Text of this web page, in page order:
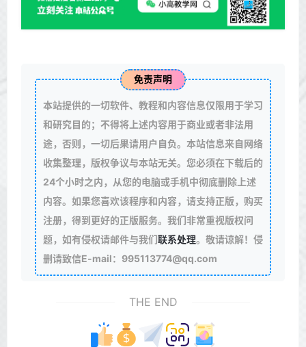
免责声明
本站提供的一切软件、教程和内容信息仅限用于学习
和研究目的；不得将上述内容用于商业或者非法用
途，否则，一切后果请用户自负。本站信息来自网络
收集整理，版权争议与本站无关。您必须在下载后的
24个小时之内，从您的电脑或手机中彻底删除上述
内容。如果您喜欢该程序和内容，请支持正版，购买
注册，得到更好的正版服务。我们非常重视版权问
题，如有侵权请邮件与我们联系处理。敬请谅解！侵
删请致信E-mail：995113774@qq.com
THE END